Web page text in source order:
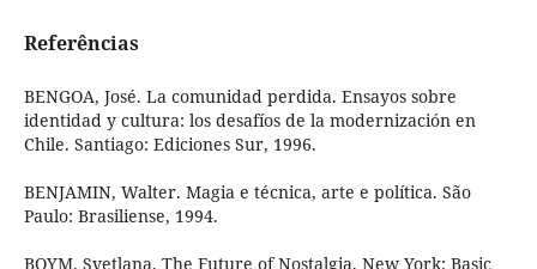
Referências
BENGOA, José. La comunidad perdida. Ensayos sobre
identidad y cultura: los desafíos de la modernización en
Chile. Santiago: Ediciones Sur, 1996.
BENJAMIN, Walter. Magia e técnica, arte e política. São
Paulo: Brasiliense, 1994.
BOYM, Svetlana. The Future of Nostalgia. New York: Basic